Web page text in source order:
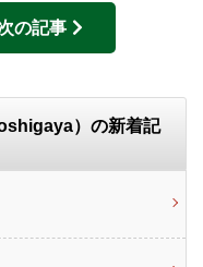
の記事
）の新着記